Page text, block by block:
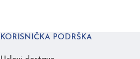
KORISNIČKA PODRŠKA